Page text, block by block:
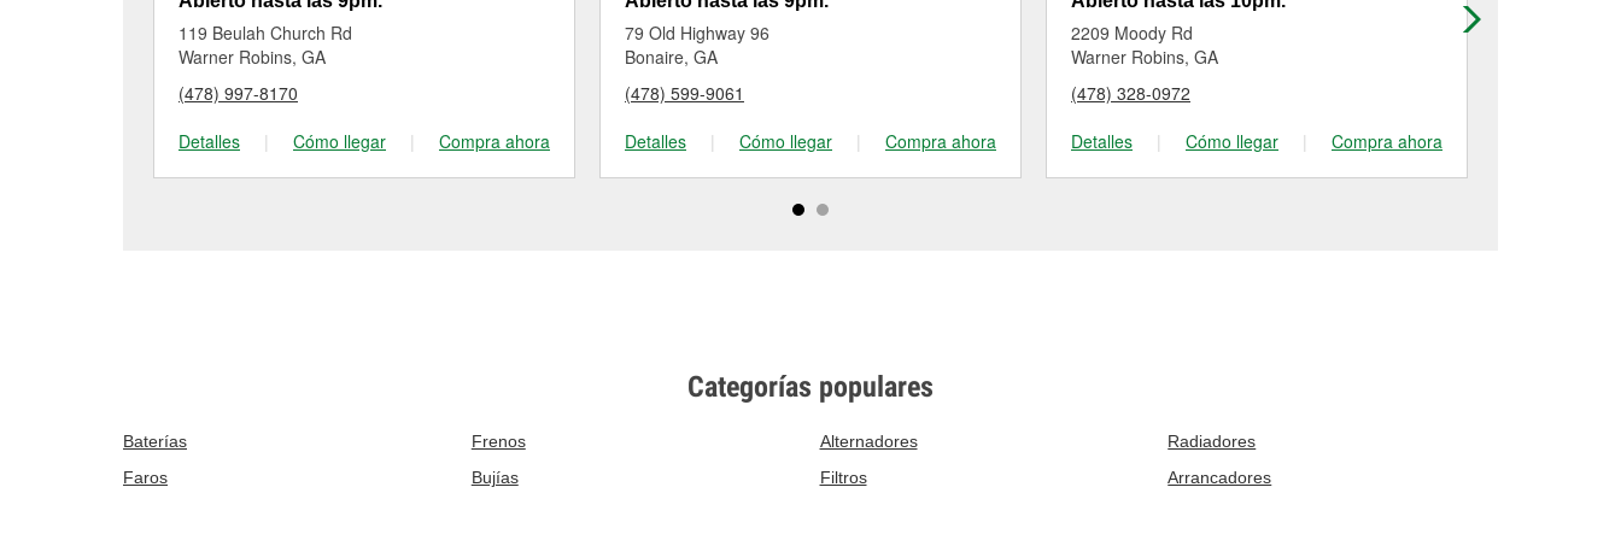
119 Beulah Church Rd
Warner Robins, GA
(478) 997-8170
Detalles
| Cómo llegar | Compra ahora
79 Old Highway 96
Bonaire, GA
(478) 599-9061
Detalles
| Cómo llegar | Compra ahora
2209 Moody Rd
Warner Robins, GA
(478) 328-0972
Detalles
| Cómo llegar | Compra ahora
Categorías populares
Baterías Frenos Alternadores
Radiadores
Faros
Bujías Filtros Arrancadores